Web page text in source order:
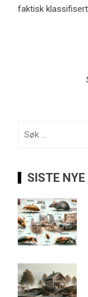
faktisk
SISTE NYE